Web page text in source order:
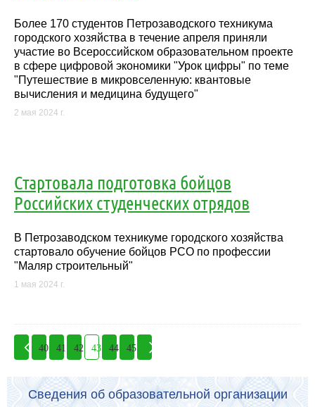
Более 170 студентов Петрозаводского техникума
городского хозяйства в течение апреля приняли
участие во Всероссийском образовательном проекте
в сфере цифровой экономики "Урок цифры" по теме
"Путешествие в микровселенную: квантовые
вычисления и медицина будущего"
2 мая 2024 г.
Стартовала подготовка бойцов
Российских студенческих отрядов
В Петрозаводском техникуме городского хозяйства
стартовало обучение бойцов РСО по профессии
"Маляр строительный"
1 мая 2024 г.
40 41 42 43 44 45
Сведения об образовательной организации